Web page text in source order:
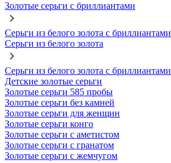
Золотые серьги с бриллиантами
Серьги из белого золота с бриллиантами
Серьги из белого золота
Серьги из белого золота с бриллиантами
Детские золотые серьги
Золотые серьги 585 пробы
Золотые серьги без камней
Золотые серьги для женщин
Золотые серьги конго
Золотые серьги с аметистом
Золотые серьги с гранатом
Золотые серьги с жемчугом